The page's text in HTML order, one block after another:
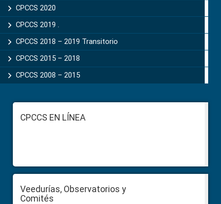
CPCCS 2020
CPCCS 2019 .
CPCCS 2018 – 2019 Transitorio
CPCCS 2015 – 2018
CPCCS 2008 – 2015
FooterCPCCS EN LÍNEA
Veedurías, Observatorios y
Comités